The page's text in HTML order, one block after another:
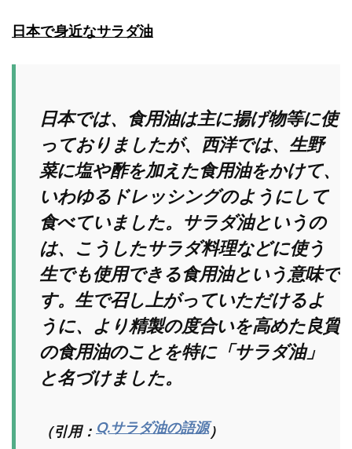
日本で身近なサラダ油
日本では、食用油は主に揚げ物等に使
っておりましたが、西洋では、生野
菜に塩や酢を加えた食用油をかけて、
いわゆるドレッシングのようにして
食べていました。サラダ油というの
は、こうしたサラダ料理などに使う
生でも使用できる食用油という意味で
す。生で召し上がっていただけるよ
うに、より精製の度合いを高めた良質
の食用油のことを特に「サラダ油」
と名づけました。
（引用： Q.サラダ油の語源）